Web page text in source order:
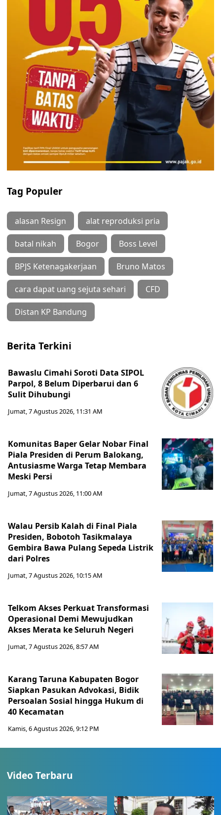
Tag Populer
alasan Resign alat reproduksi pria
batal nikah Bogor Boss Level
BPJS Ketenagakerjaan Bruno Matos
cara dapat uang sejuta sehari CFD
Distan KP Bandung
Berita Terkini
Bawaslu Cimahi Soroti Data SIPOL
Parpol, 8 Belum Diperbarui dan 6
Sulit Dihubungi
Jumat, 7 Agustus 2026, 11:31 AM
Komunitas Baper Gelar Nobar Final
Piala Presiden di Perum Balokang,
Antusiasme Warga Tetap Membara
Meski Persi
Jumat, 7 Agustus 2026, 11:00 AM
Walau Persib Kalah di Final Piala
Presiden, Bobotoh Tasikmalaya
Gembira Bawa Pulang Sepeda Listrik
dari Polres
Jumat, 7 Agustus 2026, 10:15 AM
Telkom Akses Perkuat Transformasi
Operasional Demi Mewujudkan
Akses Merata ke Seluruh Negeri
Jumat, 7 Agustus 2026, 8:57 AM
Karang Taruna Kabupaten Bogor
Siapkan Pasukan Advokasi, Bidik
Persoalan Sosial hingga Hukum di
40 Kecamatan
Kamis, 6 Agustus 2026, 9:12 PM
Video Terbaru